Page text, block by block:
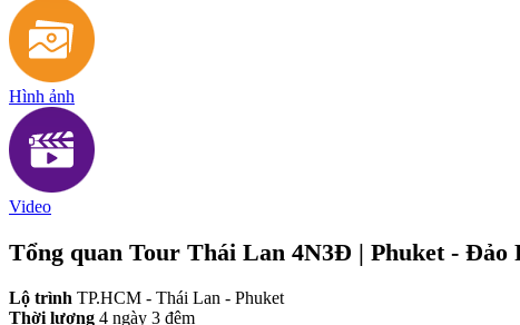
Hình ảnh
Video
Tổng quan Tour Thái Lan 4N3Đ | Phuket -
Lộ trình TP.HCM - Thái Lan - Phuket
Thời lượng 4 ngày 3 đêm